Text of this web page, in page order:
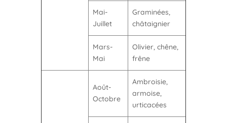
Mai-
Juillet
Graminées,
châtaignier
Mars-
Mai
Olivier, chêne,
frêne
Août-
Octobre
Ambroisie,
armoise,
urticacées